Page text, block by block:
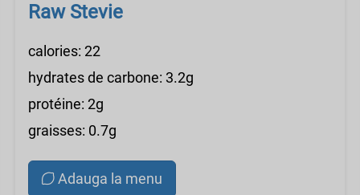
Raw Stevie
calories: 22
hydrates de carbone: 3.2g
protéine: 2g
graisses: 0.7g
Adauga la menu